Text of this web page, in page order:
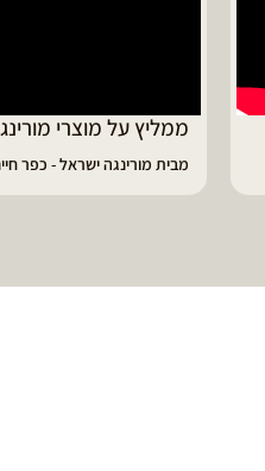
דיוויד ממליץ על
הפסקתי לסבול מהתקפי גאוט